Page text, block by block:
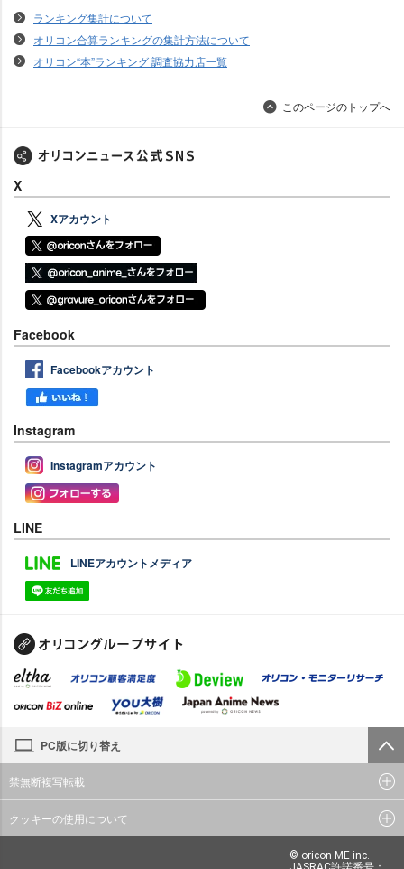
ランキング集計について
オリコン合算ランキングの集計方法について
オリコン“本”ランキング 調査協力店一覧
このページのトップへ
X
Xアカウント
Facebook
Facebookアカウント
Instagram
Instagramアカウント
LINE
LINEアカウントメディア
PC版に切り替え
禁無断複写転載
クッキーの使用について
© oricon ME inc.